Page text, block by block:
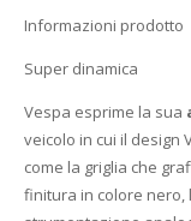
Informazioni prodotto
Super dinamica
Vespa esprime la sua
veicolo in cui il design
come la griglia che
finitura in colore nero,